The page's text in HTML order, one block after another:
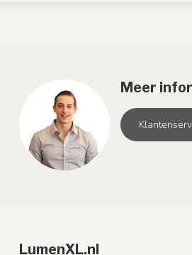
Meer
LumenXL.nl